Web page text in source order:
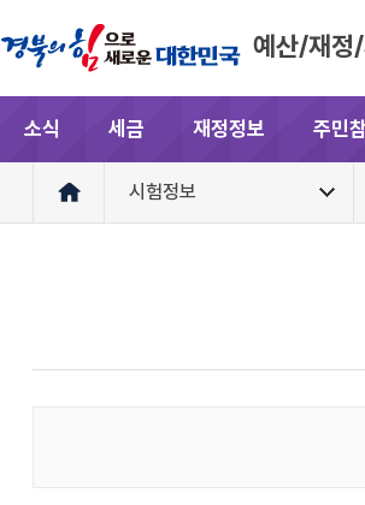
예산/재정
소식 세금 재정정보 주민
시험정보